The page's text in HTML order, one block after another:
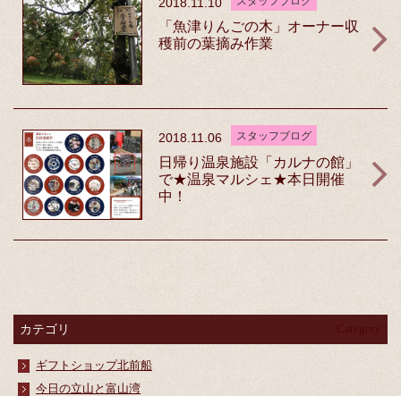
2018.11.10
「魚津りんごの木」オーナー収
穫前の葉摘み作業
2018.11.06 スタッフブログ
日帰り温泉施設「カルナの館」
で★温泉マルシェ★本日開催
中！
カテゴリ
ギフトショップ北前船
今日の立山と富山湾